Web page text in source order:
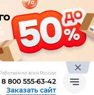
Работаем по всей России
8 800 555-63-42
Заказать сайт